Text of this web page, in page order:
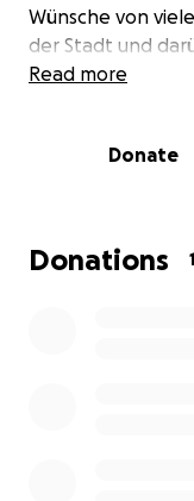
Wünsche von
der Stadt und
Giusi und Filippo
und bieten
des Jahres in
Filippo versucht
Read more
Donate
Donations